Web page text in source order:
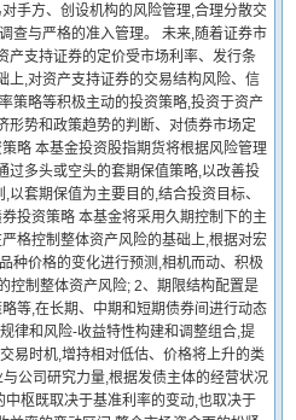
手方、创设机构的风险管理,合理分散交
查与严格的准入管理。 未来,随着证券市
产支持证券的定价受市场利率、发行条
上,对资产支持证券的交易结构风险、信
策略等积极主动的投资策略,投资于资产
形势和政策趋势的判断、对债券市场定
略 本基金投资股指期货将根据风险管理
过多头或空头的套期保值策略,以改善投
套期保值为主要目的,结合投资目标、
投资策略 本基金将采用久期控制下的主
格控制整体资产风险的基础上,根据对宏
种价格的变化进行预测,相机而动、积极
控制整体资产风险; 2、期限结构配置是
等,在长期、中期和短期债券间进行动态
律和风险-收益特性构建和调整组合,提
易时机,增持相对低估、价格将上升的类
公司研究力量,根据发债主体的经营状况
枢既取决于基准利率的变动,也取决于